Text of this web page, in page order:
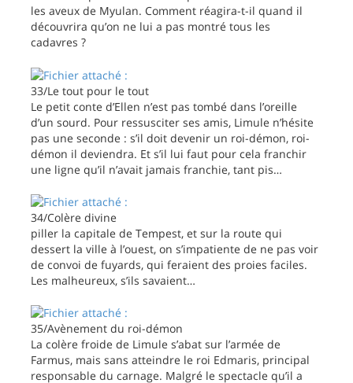
les aveux de Myulan. Comment réagira-t-il quand il
découvrira qu’on ne lui a pas montré tous les
cadavres ?
33/Le tout pour le tout
Le petit conte d’Ellen n’est pas tombé dans l’oreille
d’un sourd. Pour ressusciter ses amis, Limule n’hésite
pas une seconde : s’il doit devenir un roi-démon, roi-
démon il deviendra. Et s’il lui faut pour cela franchir
une ligne qu’il n’avait jamais franchie, tant pis…
34/Colère divine
piller la capitale de Tempest, et sur la route qui
dessert la ville à l’ouest, on s’impatiente de ne pas voir
de convoi de fuyards, qui feraient des proies faciles.
Les malheureux, s’ils savaient…
35/Avènement du roi-démon
La colère froide de Limule s’abat sur l’armée de
Farmus, mais sans atteindre le roi Edmaris, principal
responsable du carnage. Malgré le spectacle qu’il a